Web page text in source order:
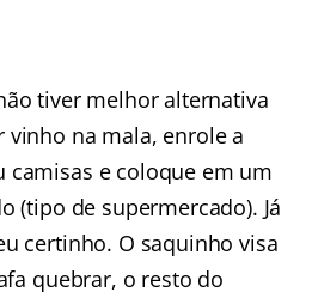
tiver melhor alternativa
na mala, enrole a
camisas e coloque em um
(tipo de supermercado). Já
certinho. O saquinho visa
quebrar, o resto do